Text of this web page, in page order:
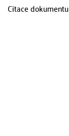
Citace dokumentu